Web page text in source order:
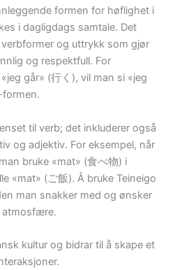
formen for høflighet i
i dagligdags samtale. Det
og uttrykk som gjør
og respektfull. For
går» (行く), vil man si «jeg
formen.
til verb; det inkluderer også
og adjektiv. For eksempel, når
bruke «mat» (食べ物) i
«mat» (ご飯). Å bruke Teineigo
man snakker med og ønsker
atmosfære.
kultur og bidrar til å skape et